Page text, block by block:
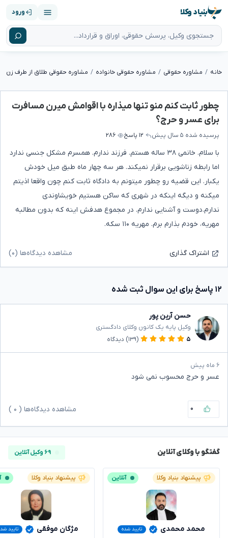
بنیاد وکلا ورود
خانه مشاوره حقوقی مشاوره حقوقی خانواده مشاوره حقوقی طلاق از طرف زن
چطور ثابت کنم منو تنها میذاره با اقوامش میرن مسافرت
برای عسر و حرج؟
پرسیده شده ۵ سال پیش ۱۲ پاسخ ۲۸۶
با سلام. خانمی ۳۸ ساله هستم. فرزند ندارم. همسرم مشکل جنسی ندارد
اما رابطه زناشویی برقرار نمیکند. هر سه چهار ماه طبق میل خودش
یکبار. این قضیه رو چطور میتونم به دادگاه ثابت کنم چون واقعا اذیتم
میکنه و دیگه اینکه در شهری که ساکن هستیم خویشاوندی
ندارم.دوست و آشنایی ندارم. در مجموع هدفش اینه که بدون مطالبه
مهریه، خودم بذارم برم. مهریه ۱۱۰ سکه.
اشتراک گذاری مشاهده دیدگاه‌ها (۰)
۱۲ پاسخ برای این سوال ثبت شده
حسن آرین پور
وکیل پایه یک کانون وکلای دادگستری
۵
(۱۳۹) دیدگاه
۶ ماه پیش
عسر و حرج محسوب نمی شود
۰ مشاهده دیدگاه‌ها ( ۰
گفتگو با وکلای آنلاین ۶۹ وکیل آنلاین
پیشنهاد بنیاد وکلا آنلاین
محمد محمدی
تایید شده
پیشنهاد بنیاد وکلا
مژگان موفقی
تایید